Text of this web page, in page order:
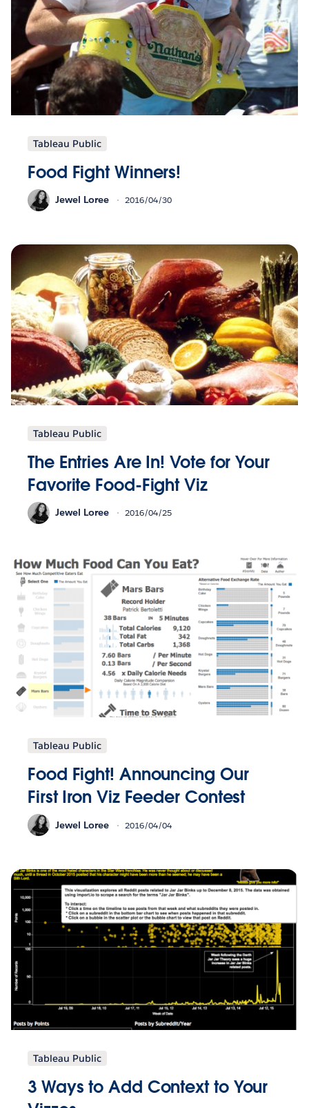
Tableau Public
Food Fight Winners!
Jewel Loree 2016/04/30
Tableau Public
The Entries Are In! Vote for Your
Favorite Food-Fight Viz
Jewel Loree 2016/04/25
Tableau Public
Food Fight! Announcing Our
First Iron Viz Feeder Contest
Jewel Loree 2016/04/04
Tableau Public
3 Ways to Add Context to Your